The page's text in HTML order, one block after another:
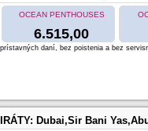
OCEAN PENTHOUSES
6.515,00
daní, bez poistenia a bez
Dubai,Sir Bani